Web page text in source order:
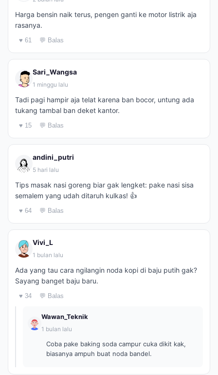
Harga bensin naik terus, pengen ganti ke motor listrik aja
rasanya.
♥ 61 💬 Balas
Sari_Wangsa
1 minggu lalu
Tadi pagi hampir aja telat karena ban bocor, untung ada
tukang tambal ban deket kantor.
♥ 15 💬 Balas
andini_putri
5 hari lalu
Tips masak nasi goreng biar gak lengket: pake nasi sisa
semalem yang udah ditaruh kulkas! 👍
♥ 64 💬 Balas
Vivi_L
1 bulan lalu
Ada yang tau cara ngilangin noda kopi di baju putih gak?
Sayang banget baju baru.
♥ 34 💬 Balas
Wawan_Teknik
1 bulan lalu
Coba pake baking soda campur cuka dikit kak,
biasanya ampuh buat noda bandel.